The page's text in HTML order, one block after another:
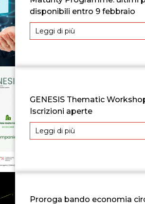
disponibili entro 9 febbraio
Leggi di più
GENESIS Thematic
Iscrizioni aperte
Leggi di più
Proroga bando economia